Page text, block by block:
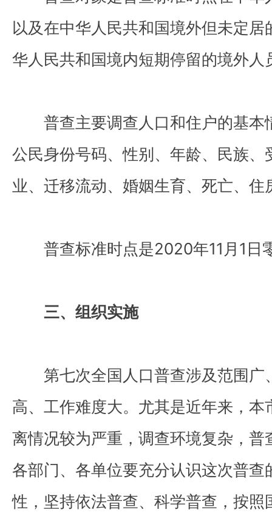
以及在中华人民共和国境外但未定
华人民共和国境内短期停留的境外人
普查主要调查人口和住户的基本
公民身份号码、性别、年龄、民族、
业、迁移流动、婚姻生育、死亡、住
普查标准时点是2020年11月1日
三、组织实施
第七次全国人口普查涉及范围广
高、工作难度大。尤其是近年来，
离情况较为严重，调查环境复杂，
各部门、各单位要充分认识这次普
性，坚持依法普查、科学普查，按照